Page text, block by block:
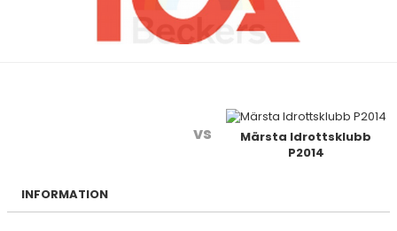
vs
Märsta Idrottsklubb
P2014
INFORMATION